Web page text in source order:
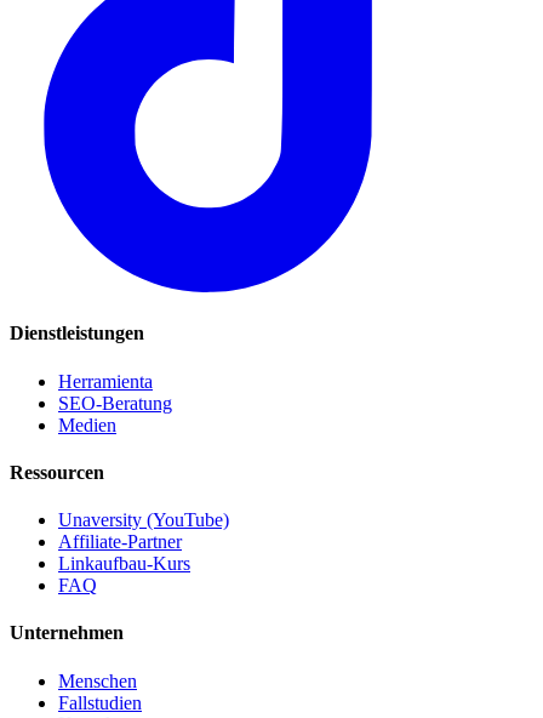
Dienstleistungen
Herramienta
SEO-Beratung
Medien
Ressourcen
Unaversity (YouTube)
Affiliate-Partner
Linkaufbau-Kurs
FAQ
Unternehmen
Menschen
Fallstudien